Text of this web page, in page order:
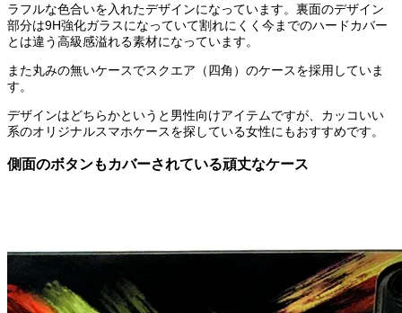
ラフルな色合いを入れたデザインになっています。裏面のデザイン
部分は9H強化ガラスになっていて割れにくく今までのハードカバー
とは違う高級感溢れる素材になっています。
また丸みの無いケースでスクエア（四角）のケースを採用していま
す。
デザインはどちらかというと男性向けアイテムですが、カッコいい
系のオリジナルスマホケースを探している女性にもおすすめです。
側面のボタンもカバーされている頑丈なケース